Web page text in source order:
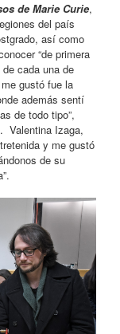
de Marie Curie,
del país
así como
“de primera
cada una de
gustó fue la
además sentí
de todo tipo”,
Valentina Izaga,
y me gustó
de su